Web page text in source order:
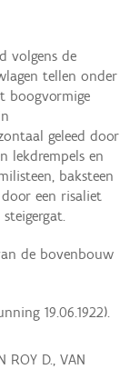
volgens de
tellen onder
boogvormige
geleed door
lekdrempels en
baksteen
een risaliet
de bovenbouw
19.06.1922).
ROY D., VAN